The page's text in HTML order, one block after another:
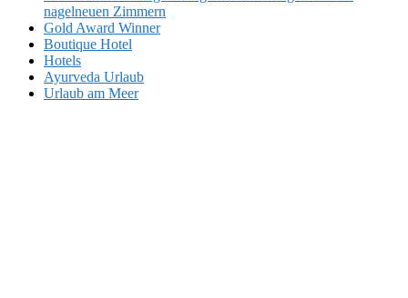
nagelneuen Zimmern
Gold Award Winner
Boutique Hotel
Hotels
Ayurveda Urlaub
Urlaub am Meer